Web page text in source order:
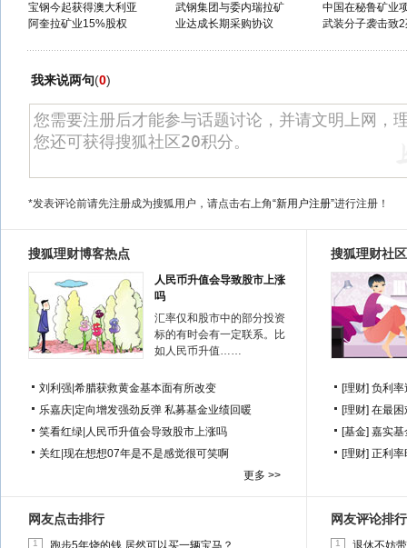
宝钢今起获得澳大利亚
阿奎拉矿业15%股权
武钢集团与委内瑞拉矿
业达成长期采购协议
中国在秘鲁矿业
武装分子袭击致2
我来说两句(0)
*发表评论前请先注册成为搜狐用户，请点击右上角“新用户注册”进行注册！
搜狐理财博客热点
人民币升值会导致股市上涨
吗
汇率仅和股市中的部分投资
标的有时会有一定联系。比
如人民币升值……
刘利强 希腊获救黄金基本面有所改变
乐嘉庆 定向增发强劲反弹 私募基金业绩回暖
笑看红绿 人民币升值会导致股市上涨吗
关红 现在想想07年是不是感觉很可笑啊
更多 >>
搜狐理财社
[理财] 负利率
[理财] 在最困
[基金] 嘉实基
[理财] 正利率
网友点击排行
1 跑步5年烧的钱 居然可以买一辆宝马？
网友评论排行
1 退休不妨